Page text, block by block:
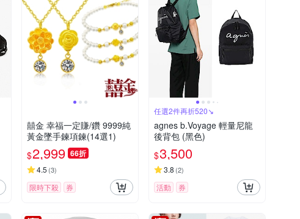
囍金 幸福一定賺/鑽 9999純
黃金墜手鍊項鍊(14選1)
$2,999 66折
4.5 (3)
限時下殺 券
任選2件再折520↘
agnes b.Voyage 輕量尼龍
後背包 (黑色)
$3,500
3.8 (2)
活動 券